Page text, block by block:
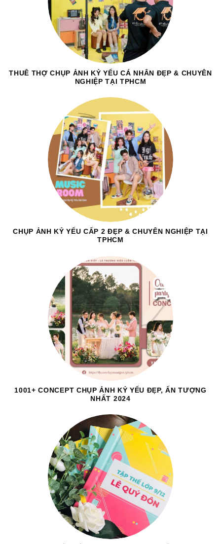
THUÊ THỢ CHỤP ẢNH KỶ YẾU CÁ NHÂN ĐẸP & CHUYÊN
NGHIỆP TẠI TPHCM
CHỤP ẢNH KỶ YẾU CẤP 2 ĐẸP & CHUYÊN NGHIỆP TẠI
TPHCM
1001+ CONCEPT CHỤP ẢNH KỶ YẾU ĐẸP, ẤN TƯỢNG
NHẤT 2024